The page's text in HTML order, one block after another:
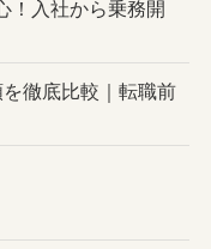
！入社から乗務開
徹底比較｜転職前